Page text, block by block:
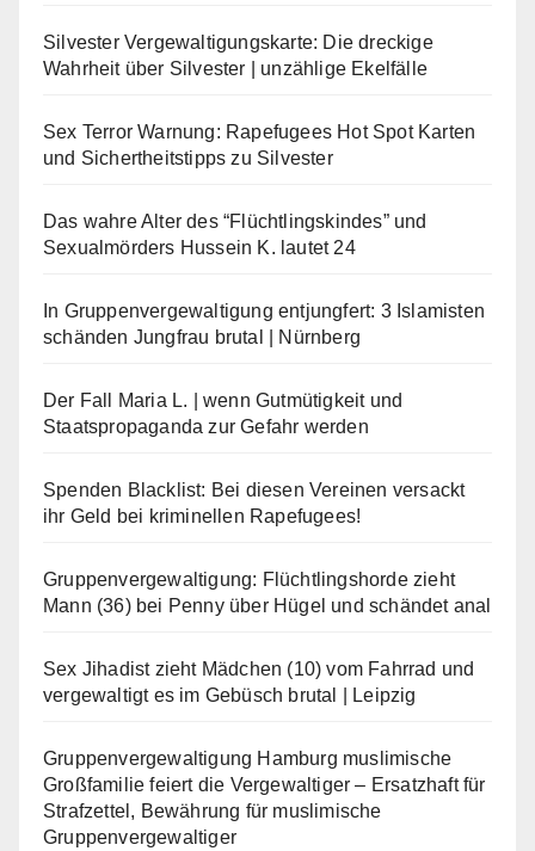
Silvester Vergewaltigungskarte: Die dreckige
Wahrheit über Silvester | unzählige Ekelfälle
Sex Terror Warnung: Rapefugees Hot Spot Karten
und Sichertheitstipps zu Silvester
Das wahre Alter des “Flüchtlingskindes” und
Sexualmörders Hussein K. lautet 24
In Gruppenvergewaltigung entjungfert: 3 Islamisten
schänden Jungfrau brutal | Nürnberg
Der Fall Maria L. | wenn Gutmütigkeit und
Staatspropaganda zur Gefahr werden
Spenden Blacklist: Bei diesen Vereinen versackt
ihr Geld bei kriminellen Rapefugees!
Gruppenvergewaltigung: Flüchtlingshorde zieht
Mann (36) bei Penny über Hügel und schändet anal
Sex Jihadist zieht Mädchen (10) vom Fahrrad und
vergewaltigt es im Gebüsch brutal | Leipzig
Gruppenvergewaltigung Hamburg muslimische
Großfamilie feiert die Vergewaltiger – Ersatzhaft für
Strafzettel, Bewährung für muslimische
Gruppenvergewaltiger